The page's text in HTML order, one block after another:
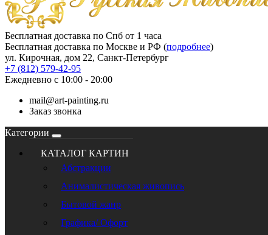
Бесплатная доставка по Спб от 1 часа
Бесплатная доставка по Москве и РФ (подробнее)
ул. Кирочная, дом 22, Санкт-Петербург
+7 (812) 579-42-95
Ежедневно с 10:00 - 20:00
mail@art-painting.ru
Заказ звонка
Категории
КАТАЛОГ КАРТИН
Абстракции
Анималистическая живопись
Бытовой жанр
Графика/ Офорт